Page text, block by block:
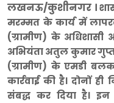
लखनऊ/कुशीनगर ।
मरम्मत के कार्य में
(ग्रामीण) के
अभियंता अतुल कुमार
(ग्रामीण) के एमडी
कार्रवाई की है। दोनों
संबद्ध कर दिया है।